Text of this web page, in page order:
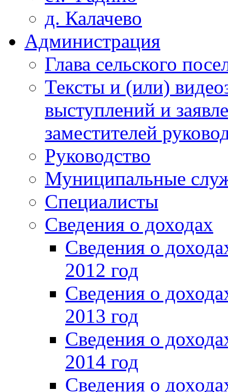
д. Калачево
Администрация
Глава сельского
Тексты и (или)
выступлений и
заместителей
Руководство
Муниципальные
Специалисты
Сведения о доходах
Сведения о
2012 год
Сведения о
2013 год
Сведения о
2014 год
Сведения о